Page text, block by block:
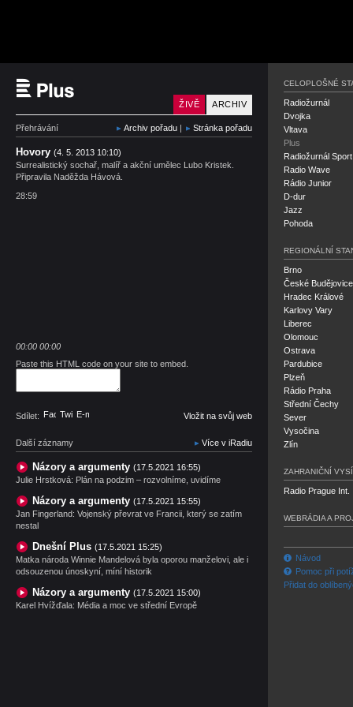
ARCHIV
ŽIVĚ
Přehrávání Archiv pořadu | Stránka pořadu
Hovory (4. 5. 2013 10:10)
Surrealistický sochař, malíř a akční umělec Lubo Kristek.
Připravila Naděžda Hávová.
28:59
00:00 00:00
Paste this HTML code on your site to embed.
Sdílet: Facebook
TwitterE-mail Vložit na svůj web
Další záznamy Více v iRadiu
Názory a argumenty (17.5.2021 16:55)
Julie Hrstková: Plán na podzim – rozvolníme, uvidíme
Názory a argumenty (17.5.2021 15:55)
Jan Fingerland: Vojenský převrat ve Francii, který se zatím
nestal
Dnešní Plus (17.5.2021 15:25)
Matka národa Winnie Mandelová byla oporou manželovi, ale i
odsouzenou únoskyní, míní historik
Názory a argumenty (17.5.2021 15:00)
Karel Hvížďala: Média a moc ve střední Evropě
CELOPLOŠNÉ
Radiožurnál
Dvojka
Vltava
Plus
Radiožurnál Sport
Radio Wave
Rádio Junior
D-dur
Jazz
Pohoda
REGIONÁLNÍ
Brno
České Budějovice
Hradec Králové
Karlovy Vary
Liberec
Olomouc
Ostrava
Pardubice
Plzeň
Rádio Praha
Střední Čechy
Sever
Vysočina
Zlín
ZAHRANIČNÍ
Radio Prague Int.
WEBRÁDIA A
Návod
Pomoc při
Přidat do